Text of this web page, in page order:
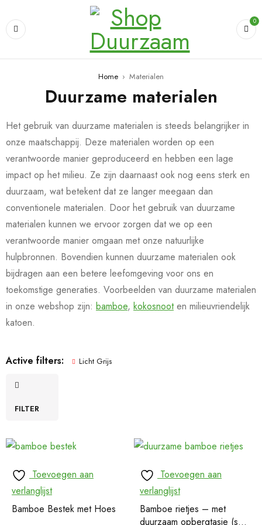
0
Home › Materialen
Duurzame materialen
Het gebruik van duurzame materialen is steeds belangrijker in
onze maatschappij. Deze materialen worden op een
verantwoorde manier geproduceerd en hebben een lage
impact op het milieu. Ze zijn daarnaast ook nog eens sterk en
duurzaam, wat betekent dat ze langer meegaan dan
conventionele materialen. Door het gebruik van duurzame
materialen kunnen we ervoor zorgen dat we op een
verantwoorde manier omgaan met onze natuurlijke
hulpbronnen. Bovendien kunnen duurzame materialen ook
bijdragen aan een betere leefomgeving voor ons en
toekomstige generaties. Voorbeelden van duurzame materialen
in onze webshop zijn: bamboe, kokosnooten milieuvriendelijk
katoen.
Active filters: Licht Grijs
FILTER
Toevoegen aan
verlanglijst
Bamboe Bestek met Hoes
Toevoegen aan
verlanglijst
Bamboe rietjes – met
duurzaam opbergtasje (set